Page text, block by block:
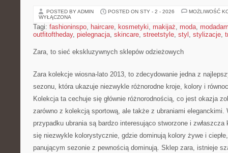
POSTED BY ADMIN POSTED ON STY - 2 - 2026
MOŻLIWOŚĆ
WYŁĄCZONA
Tagi: fashioninspo, haircare, kosmetyki, makijaż, moda,
outfitoftheday, pielegnacja, skincare, streetstyle, styl , stylizacje,
Zara, to sieć ekskluzywnych sklepów odzieżowych
Zara kolekcje wiosna-lato 2013, to zdecydowanie jedna z
sezonu, która ukazuje niezwykle różnorodne kroje, kolory i
Kolekcja ta cechuje się głównie różnorodnością, co jest okazja
zarówno z kolekcją sportową, ale także z ubraniami eleganckimi.
przypadku ubrania są bardzo interesująco stworzone i
się niezwykle kolorystycznie, gdzie dominują kolory żywe i
panującym sezonie z pewnością dominują. Sklep zara, istnieje